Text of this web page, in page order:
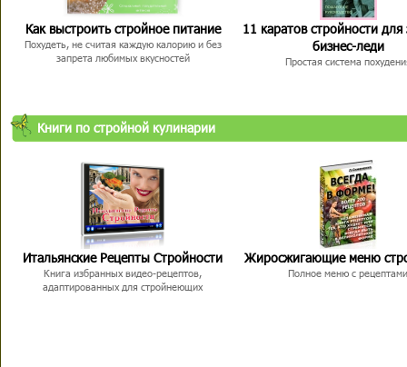
Как выстроить стройное питание
Похудеть, не считая каждую калорию и без
запрета любимых вкусностей
11 каратов стройности для
бизнес-леди
Простая система
Книги по стройной кулинарии
Итальянские Рецепты Стройности
Книга избранных видео-рецептов,
адаптированных для стройнеющих
Жиросжигающие меню
Полное меню с рецептами